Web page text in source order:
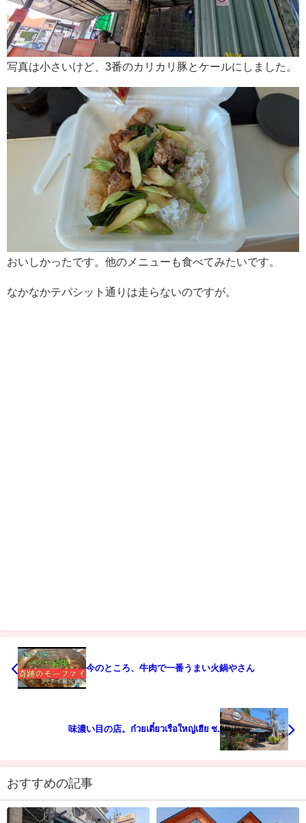
写真は小さいけど、3番のカリカリ豚とケールにしました。
おいしかったです。他のメニューも食べてみたいです。
なかなかテパシット通りは走らないのですが。
今のところ、牛肉で一番うまい火鍋やさん
味濃い目の店。ก๋วยเตี๋ยวเรือใหญ่เฮีย ช.
おすすめの記事